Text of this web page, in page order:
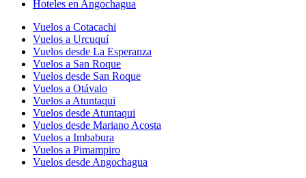
Hoteles en Angochagua
Vuelos a Cotacachi
Vuelos a Urcuquí
Vuelos desde La Esperanza
Vuelos a San Roque
Vuelos desde San Roque
Vuelos a Otávalo
Vuelos a Atuntaqui
Vuelos desde Atuntaqui
Vuelos desde Mariano Acosta
Vuelos a Imbabura
Vuelos a Pimampiro
Vuelos desde Angochagua